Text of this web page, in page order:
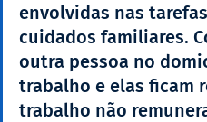
envolvidas nas
cuidados familiares.
outra pessoa no
trabalho e elas ficam
trabalho não